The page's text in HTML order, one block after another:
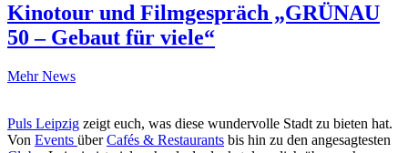
Kinotour und Filmgespräch „GRÜNAU
50 – Gebaut für viele“
Mehr News
Puls Leipzig zeigt euch, was diese wundervolle Stadt zu bieten hat.
Von Events überCafés & Restaurants bis hin zu den angesagtesten